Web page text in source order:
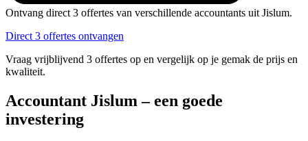
Ontvang direct 3 offertes van verschillende accountants uit Jislum.
Direct 3 offertes ontvangen
Vraag vrijblijvend 3 offertes op en vergelijk op je gemak de prijs en
kwaliteit.
Accountant Jislum – een goede
investering